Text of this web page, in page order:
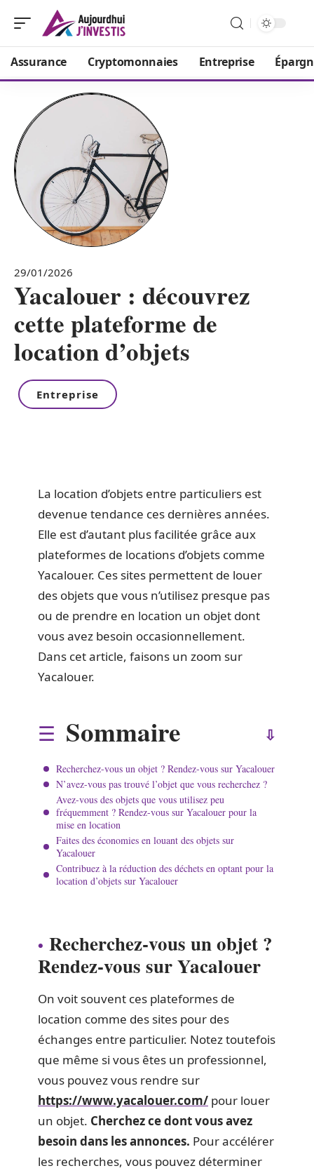
Assurance Cryptomonnaies Entreprise
29/01/2026
Yacalouer : découvrez
cette plateforme de
location d’objets
Entreprise
La location d’objets entre particuliers est
devenue tendance ces dernières années.
Elle est d’autant plus facilitée grâce aux
plateformes de locations d’objets comme
Yacalouer. Ces sites permettent de louer
des objets que vous n’utilisez presque pas
ou de prendre en location un objet dont
vous avez besoin occasionnellement.
Dans cet article, faisons un zoom sur
Yacalouer.
Sommaire
Recherchez-vous un objet ? Rendez-vous sur Yacalouer
N’avez-vous pas trouvé l’objet que vous recherchez ?
Avez-vous des objets que vous utilisez peu
fréquemment ? Rendez-vous sur Yacalouer pour la
mise en location
Faites des économies en louant des objets sur
Yacalouer
Contribuez à la réduction des déchets en optant pour la
location d’objets sur Yacalouer
Recherchez-vous un objet ?
Rendez-vous sur Yacalouer
On voit souvent ces plateformes de
location comme des sites pour des
échanges entre particulier. Notez toutefois
que même si vous êtes un professionnel,
vous pouvez vous rendre sur
https://www.yacalouer.com/ pour louer
un objet. Cherchez ce dont vous avez
besoin dans les annonces. Pour accélérer
les recherches, vous pouvez déterminer